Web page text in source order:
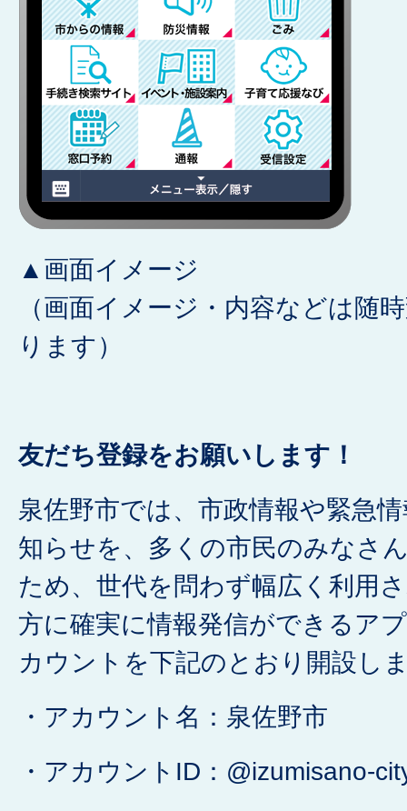
▲画面イメージ
（画面イメージ・内容などは随
ります）
友だち登録をお願いします！
泉佐野市では、市政情報や緊急
知らせを、多くの市民のみなさ
ため、世代を問わず幅広く利用
方に確実に情報発信ができるア
カウントを下記のとおり開設し
・アカウント名：泉佐野市
・アカウントID：@izumisano-